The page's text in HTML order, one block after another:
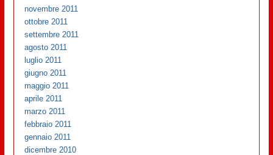
novembre 2011
ottobre 2011
settembre 2011
agosto 2011
luglio 2011
giugno 2011
maggio 2011
aprile 2011
marzo 2011
febbraio 2011
gennaio 2011
dicembre 2010